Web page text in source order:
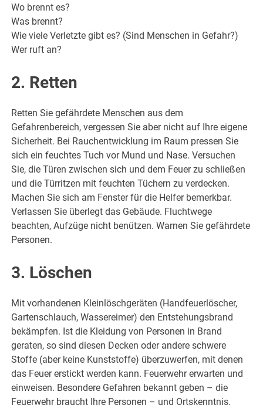
Wo brennt es?
Was brennt?
Wie viele Verletzte gibt es? (Sind Menschen in Gefahr?)
Wer ruft an?
2. Retten
Retten Sie gefährdete Menschen aus dem
Gefahrenbereich, vergessen Sie aber nicht auf Ihre eigene
Sicherheit. Bei Rauchentwicklung im Raum pressen Sie
sich ein feuchtes Tuch vor Mund und Nase. Versuchen
Sie, die Türen zwischen sich und dem Feuer zu schließen
und die Türritzen mit feuchten Tüchern zu verdecken.
Machen Sie sich am Fenster für die Helfer bemerkbar.
Verlassen Sie überlegt das Gebäude. Fluchtwege
beachten, Aufzüge nicht benützen. Warnen Sie gefährdete
Personen.
3. Löschen
Mit vorhandenen Kleinlöschgeräten (Handfeuerlöscher,
Gartenschlauch, Wassereimer) den Entstehungsbrand
bekämpfen. Ist die Kleidung von Personen in Brand
geraten, so sind diesen Decken oder andere schwere
Stoffe (aber keine Kunststoffe) überzuwerfen, mit denen
das Feuer erstickt werden kann. Feuerwehr erwarten und
einweisen. Besondere Gefahren bekannt geben – die
Feuerwehr braucht Ihre Personen – und Ortskenntnis.